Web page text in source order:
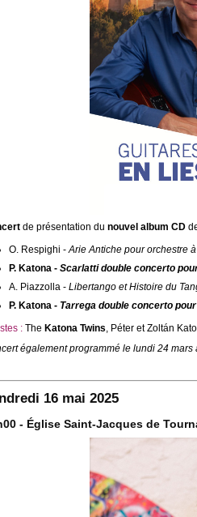
de présentation du nouvel album CD
O. Respighi -Arie Antiche pour orchestre
P. Katona -Scarlatti double concerto
A. Piazzolla -Libertango et Histoire du
P. Katona - Tarrega double concerto
: The Katona Twins, Péter et Zoltán
également programmé le lundi 24
16 mai 2025
- Église Saint-Jacques de